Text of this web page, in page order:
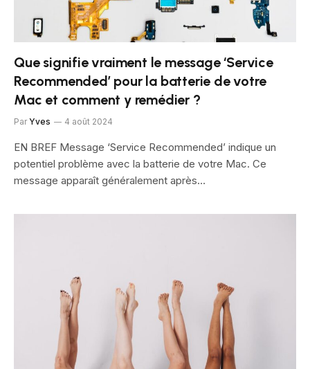
Que signifie vraiment le message ‘Service
Recommended’ pour la batterie de votre
Mac et comment y remédier ?
Par Yves 4 août 2024
EN BREF Message ‘Service Recommended’ indique un
potentiel problème avec la batterie de votre Mac. Ce
message apparaît généralement après…